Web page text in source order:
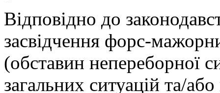
Відповідно до
засвідчення форс-
(обставин непереборної
загальних ситуацій та/